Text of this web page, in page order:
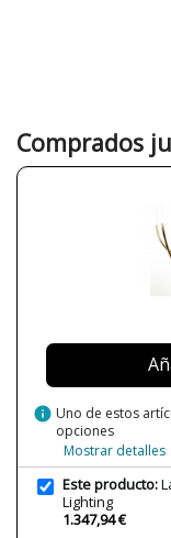
Color
Ancho (cm)
Nº Lámparas / Brazos
Acabado
Año Lanzamiento
Tipo de Lámpara
Etiqueta Energética
Comprados
info Uno de estos
opciones
Mostrar detalles
Este producto:
Lighting
1.347,94 €